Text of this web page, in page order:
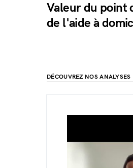
Valeur du point
de l'aide à
DÉCOUVREZ NOS